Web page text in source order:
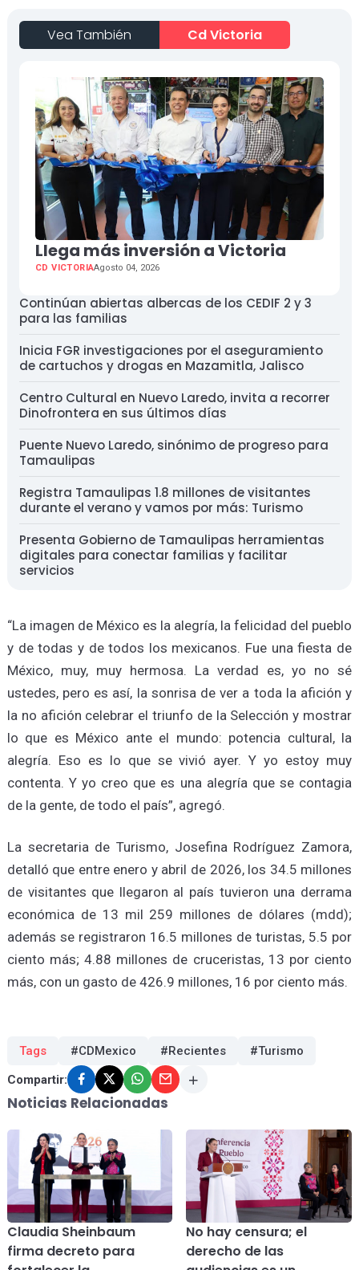
Vea También Cd Victoria
Llega más inversión a Victoria
CD VICTORIAAgosto 04, 2026
Continúan abiertas albercas de los CEDIF 2 y 3
para las familias
Inicia FGR investigaciones por el aseguramiento
de cartuchos y drogas en Mazamitla, Jalisco
Centro Cultural en Nuevo Laredo, invita a recorrer
Dinofrontera en sus últimos días
Puente Nuevo Laredo, sinónimo de progreso para
Tamaulipas
Registra Tamaulipas 1.8 millones de visitantes
durante el verano y vamos por más: Turismo
Presenta Gobierno de Tamaulipas herramientas
digitales para conectar familias y facilitar
servicios
“La imagen de México es la alegría, la felicidad del pueblo
y de todas y de todos los mexicanos. Fue una fiesta de
México, muy, muy hermosa. La verdad es, yo no sé
ustedes, pero es así, la sonrisa de ver a toda la afición y
la no afición celebrar el triunfo de la Selección y mostrar
lo que es México ante el mundo: potencia cultural, la
alegría. Eso es lo que se vivió ayer. Y yo estoy muy
contenta. Y yo creo que es una alegría que se contagia
de la gente, de todo el país”, agregó.
La secretaria de Turismo, Josefina Rodríguez Zamora,
detalló que entre enero y abril de 2026, los 34.5 millones
de visitantes que llegaron al país tuvieron una derrama
económica de 13 mil 259 millones de dólares (mdd);
además se registraron 16.5 millones de turistas, 5.5 por
ciento más; 4.88 millones de cruceristas, 13 por ciento
más, con un gasto de 426.9 millones, 16 por ciento más.
Tags #CDMexico #Recientes #Turismo
Compartir:
Noticias Relacionadas
Claudia Sheinbaum
firma decreto para
No hay censura; el
derecho de las